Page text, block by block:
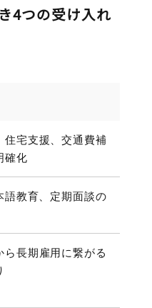
4つの受け入れ
住宅支援、交通費補
確化
語教育、定期面談の
ら長期雇用に繋がる